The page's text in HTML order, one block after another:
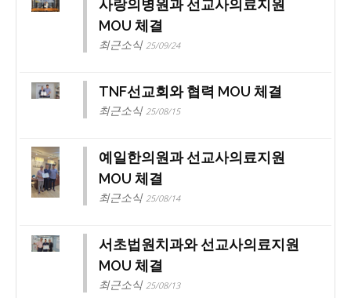
사랑의병원과 선교사의료지원
MOU 체결
최근소식 25/09/24
TNF선교회와 협력 MOU 체결
최근소식 25/08/15
예일한의원과 선교사의료지원
MOU 체결
최근소식 25/08/14
서초법원치과와 선교사의료지원
MOU 체결
최근소식 25/08/13